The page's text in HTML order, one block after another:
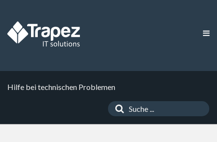
Hilfe bei technischen Problemen